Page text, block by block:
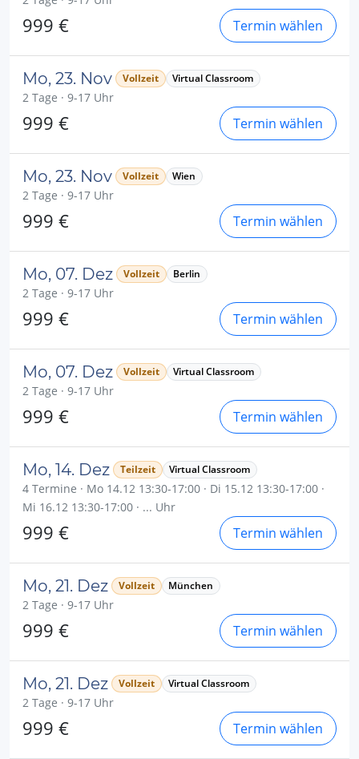
999 € Termin wählen
Mo, 23. Nov Vollzeit Virtual Classroom
2 Tage · 9-17 Uhr
999 € Termin wählen
Mo, 23. Nov Vollzeit Wien
2 Tage · 9-17 Uhr
999 € Termin wählen
Mo, 07. Dez Vollzeit Berlin
2 Tage · 9-17 Uhr
999 € Termin wählen
Mo, 07. Dez Vollzeit Virtual Classroom
2 Tage · 9-17 Uhr
999 € Termin wählen
Mo, 14. Dez Teilzeit Virtual Classroom
4 Termine · Mo 14.12 13:30-17:00 · Di 15.12 13:30-17:00 ·
Mi 16.12 13:30-17:00 · ... Uhr
999 € Termin wählen
Mo, 21. Dez Vollzeit München
2 Tage · 9-17 Uhr
999 € Termin wählen
Mo, 21. Dez Vollzeit Virtual Classroom
2 Tage · 9-17 Uhr
999 € Termin wählen